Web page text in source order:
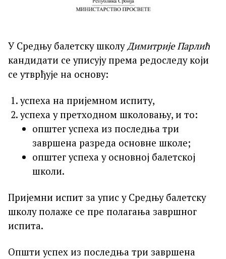
У Средњу балетску школуДимитрије Парлић
кандидати се уписују према редоследу који
се утврђује на основу:
успеха на пријемном испиту,
успеха у претходном школовању, и то:
општег успеха из последња три
завршена разреда основне школе;
општег успеха у основној балетској
школи.
Пријемни испит за упис у Средњу балетску
школу полаже се пре полагања завршног
испита.
Општи успех из последња три завршена